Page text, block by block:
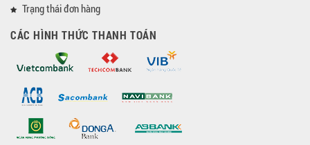
Trạng thái đơn hàng
CÁC HÌNH THỨC THANH TOÁN